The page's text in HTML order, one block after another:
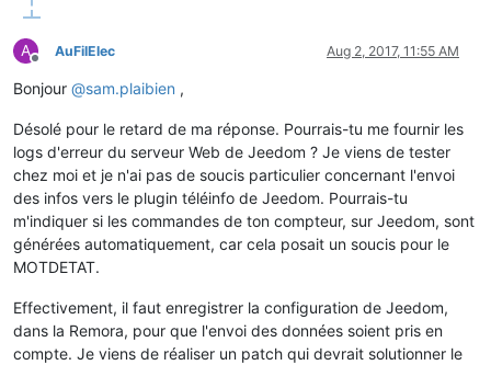
A
Offline
AuFilElec Aug 2, 2017, 11:55 AM
Bonjour @sam.plaibien ,
Désolé pour le retard de ma réponse. Pourrais-tu me fournir les
logs d'erreur du serveur Web de Jeedom ? Je viens de tester
chez moi et je n'ai pas de soucis particulier concernant l'envoi
des infos vers le plugin téléinfo de Jeedom. Pourrais-tu
m'indiquer si les commandes de ton compteur, sur Jeedom, sont
générées automatiquement, car cela posait un soucis pour le
MOTDETAT.
Effectivement, il faut enregistrer la configuration de Jeedom,
dans la Remora, pour que l'envoi des données soient pris en
compte. Je viens de réaliser un patch qui devrait solutionner le